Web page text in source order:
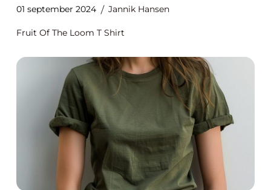
01 september 2024 Jannik Hansen
Fruit Of The Loom T Shirt